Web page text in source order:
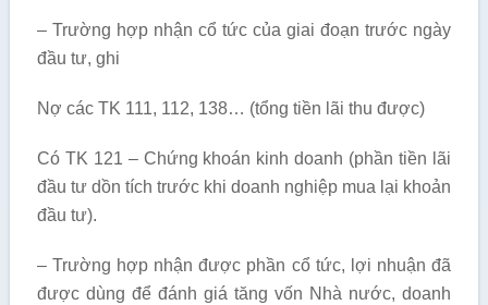
– Trường hợp nhận cổ tức của giai đoạn trước ngày
đầu tư, ghi
Nợ các TK 111, 112, 138… (tổng tiền lãi thu được)
Có TK 121 – Chứng khoán kinh doanh (phần tiền lãi
đầu tư dồn tích trước khi doanh nghiệp mua lại khoản
đầu tư).
– Trường hợp nhận được phần cổ tức, lợi nhuận đã
được dùng để đánh giá tăng vốn Nhà nước, doanh